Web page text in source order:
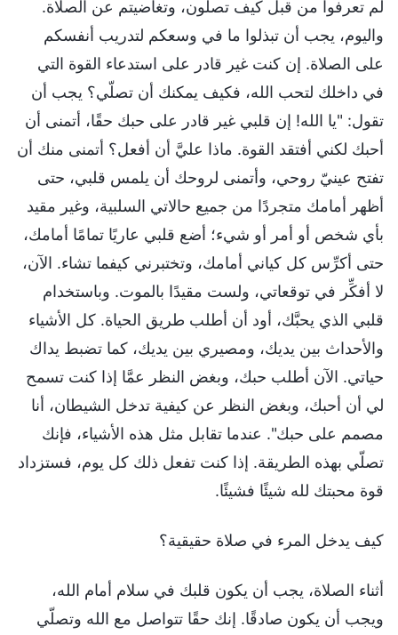
لم تعرفوا من قبل كيف تصلّون، وتغاضيتم عن الصلاة.
واليوم، يجب أن تبذلوا ما في وسعكم لتدريب أنفسكم
على الصلاة. إن كنت غير قادر على استدعاء القوة التي
في داخلك لتحب الله، فكيف يمكنك أن تصلّي؟ يجب أن
تقول: "يا الله! إن قلبي غير قادر على حبك حقًا، أتمنى أن
أحبك لكني أفتقد القوة. ماذا عليَّ أن أفعل؟ أتمنى منك أن
تفتح عينيّ روحي، وأتمنى لروحك أن يلمس قلبي، حتى
أظهر أمامك متجردًا من جميع حالاتي السلبية، وغير مقيد
بأي شخص أو أمر أو شيء؛ أضع قلبي عاريًا تمامًا أمامك،
حتى أكرِّس كل كياني أمامك، وتختبرني كيفما تشاء. الآن،
لا أفكِّر في توقعاتي، ولست مقيدًا بالموت. وباستخدام
قلبي الذي يحبَّك، أود أن أطلب طريق الحياة. كل الأشياء
والأحداث بين يديك، ومصيري بين يديك، كما تضبط يداك
حياتي. الآن أطلب حبك، وبغض النظر عمَّا إذا كنت تسمح
لي أن أحبك، وبغض النظر عن كيفية تدخل الشيطان، أنا
مصمم على حبك". عندما تقابل مثل هذه الأشياء، فإنك
تصلّي بهذه الطريقة. إذا كنت تفعل ذلك كل يوم، فستزداد
قوة محبتك لله شيئًا فشيئًا.
كيف يدخل المرء في صلاة حقيقية؟
أثناء الصلاة، يجب أن يكون قلبك في سلام أمام الله،
ويجب أن يكون صادقًا. إنك حقًا تتواصل مع الله وتصلّي